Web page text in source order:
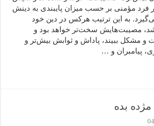
فرد مؤمنی بر حسب میزان پایبندی به دینش
به این ترتیب هرکس در دین خود
مصیبت‌هایش سخت‌تر خواهد بود و
مشکل ببیند، پاداش و ثوابش بیش‌تر و
پیامبران و …
مژده بده